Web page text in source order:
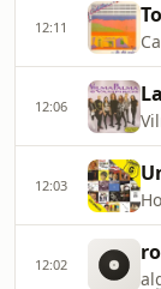
12:11
12:06
12:03
12:02